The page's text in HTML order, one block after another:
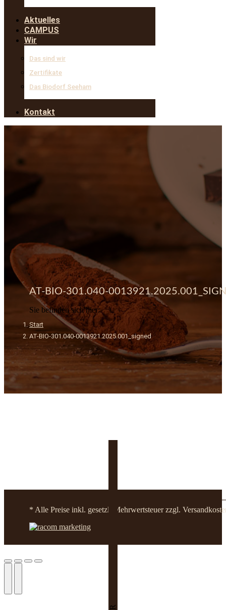
Aktuelles
CAMPUS
Wir
Das sind wir
Zertifikate
Das Biodorf Seeham
Kontakt
AT-BIO-301.040-
Sie befinden sich hier:
Start
AT-BIO-301.040-0013921.2025.001_signed
* Alle Preise inkl. gesetzl. Mehrwertsteuer zzgl.